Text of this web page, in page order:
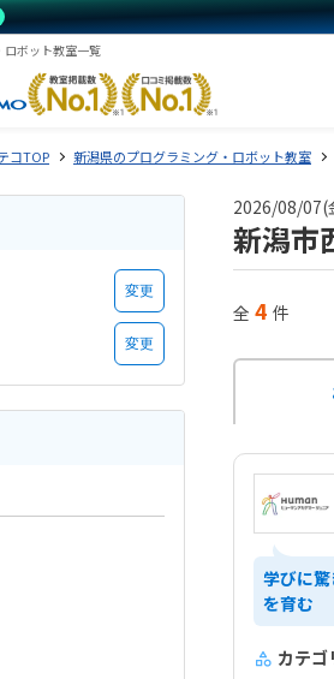
ロボット教室一覧
コTOP 新潟県のプログラミング・ロボット教室
変更
変更
2026/08/07(
新潟市
全 4 件
学びに
を育む
カテゴ